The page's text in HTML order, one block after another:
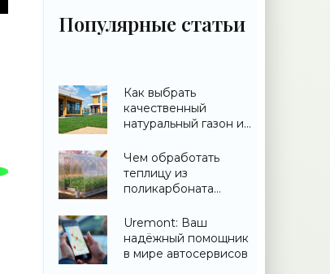
Популярные статьи
Как выбрать
качественный
натуральный газон и
Чем обработать
теплицу из
поликарбоната
и подготовка
Uremont: Ваш
надёжный помощник
в мире автосервисов